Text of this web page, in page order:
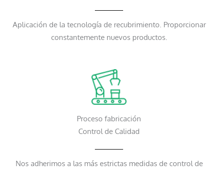
Aplicación de la tecnología de recubrimiento. Proporcionar
constantemente nuevos productos.
Proceso fabricación
Control de Calidad
Nos adherimos a las más estrictas medidas de control de